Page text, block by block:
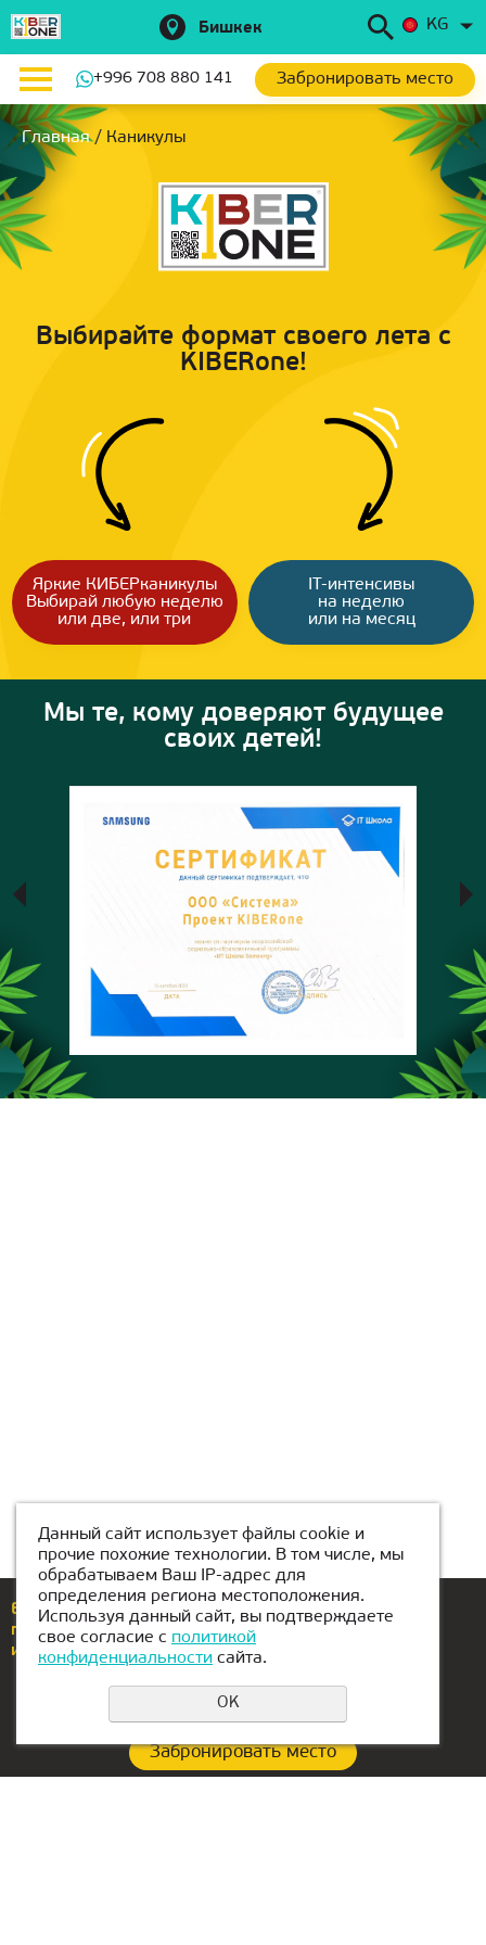
Бишкек KG
+996 708 880 141 Забронировать место
Главная / Каникулы
Выбирайте формат своего лета с
KIBERone!
Яркие КИБЕРканикулы
Выбирай любую неделю
или две, или три
IT-интенсивы
на неделю
или на месяц
Мы те, кому доверяют будущее
своих детей!
Еcли у вас возникли вопросы или предложения,
позвоните по номеру +996 708 880 141
или напишите намBishkek@kiber-one.com
Забронировать место
Данный сайт использует файлы cookie и
прочие похожие технологии. В том числе, мы
обрабатываем Ваш IP-адрес для
определения региона местоположения.
Используя данный сайт, вы подтверждаете
свое согласие с политикой
конфиденциальности сайта.
OK